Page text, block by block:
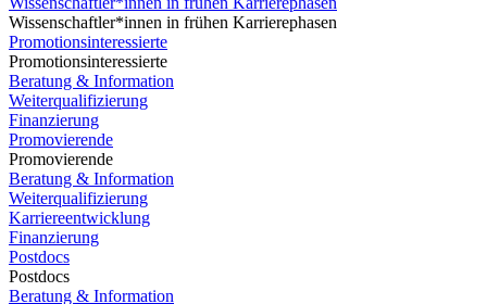
Wissenschaftler*innen in frühen Karrierephasen
Promotionsinteressierte
Promotionsinteressierte
Beratung & Information
Weiterqualifizierung
Finanzierung
Promovierende
Promovierende
Beratung & Information
Weiterqualifizierung
Karriereentwicklung
Finanzierung
Postdocs
Postdocs
Beratung & Information